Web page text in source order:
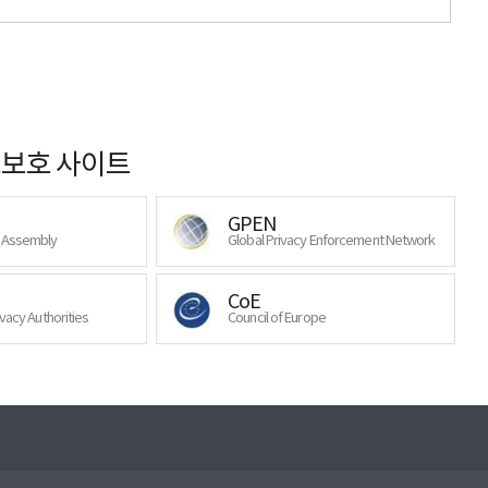
호 사이트
GPEN
Global Privacy Enforcement Network
Authorities
CoE
Council of Europe